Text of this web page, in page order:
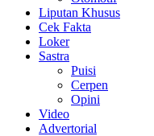
Liputan Khusus
Cek Fakta
Loker
Sastra
Puisi
Cerpen
Opini
Video
Advertorial